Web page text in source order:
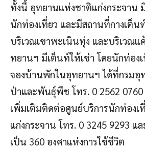
ทั้งนี้ อุทยานแห่งชาติแก่งกระจาน
นักท่องเที่ยว และมีสถานที่กางเต็น
บริเวณเขาพะเนินทุ่ง และบริเวณแ
ทยานฯ มีเต็นท์ให้เช่า โดยนักท่อง
จองบ้านพักในอุทยานฯ ได้ที่กรมอุ
ป่าและพันธุ์พืช โทร. 0 2562
เพิ่มเติมติดต่อศูนย์บริการนักท่องเ
แก่งกระจาน โทร. 0 3245 9293
เป็น 360 องศาแห่งการใช้ชีวิต